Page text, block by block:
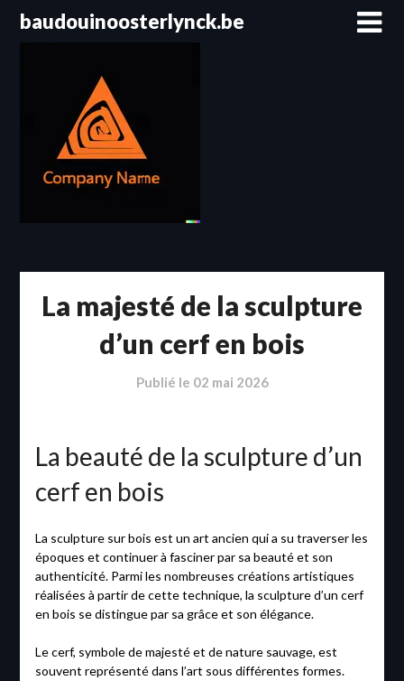
Passerbaudouinoosterlynck.be
La majesté de la sculpture
d’un cerf en bois
Publié le 02 mai 2026
La beauté de la sculpture d’un
cerf en bois
La sculpture sur bois est un art ancien qui a su traverser les
époques et continuer à fasciner par sa beauté et son
authenticité. Parmi les nombreuses créations artistiques
réalisées à partir de cette technique, la sculpture d’un cerf
en bois se distingue par sa grâce et son élégance.
Le cerf, symbole de majesté et de nature sauvage, est
souvent représenté dans l’art sous différentes formes.